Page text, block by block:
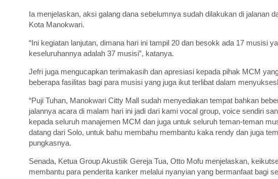
Ia menjelaskan, aksi galang dana sebelumnya sudah dilakukan di jalanan
Kota Manokwari.
“Ini kegiatan lanjutan, dimana hari ini tampil 20 dan besokk ada 17 musisi
keseluruhannya adalah 37 musisi”, katanya.
Jefri juga mengucapkan terimakasih dan apresiasi kepada pihak MCM
beberapa fasilitas bagi para musisi yang juga ikut terlibat dalam
“Puji Tuhan, Manokwari Citty Mall sudah menyediakan tempat bahkan
jalannya acara di malam hari ini jadi dari kami vocal group, voice sendiri
kepada seluruh manajemen MCM dan juga untuk seluruh teman-teman
datang dari Solo, untuk bahu membahu membantu kaka rendy dan juga
pungkasnya.
Senada, Ketua Group Akustiik Gereja Tua, Otto Mofu menjelaskan,
membantu para penderita kanker melalui nyanyian yang bermanfaat bagi